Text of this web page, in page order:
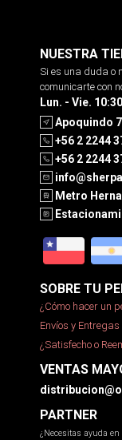
NUESTRA
Si es una duda o
comunicarte con
Lun. - Vie.
Apoquindo
+56 2 2244
+56 2 2244
Metro
SOBRE TU
¿Cómo hacer un
Envíos y Entregas
¿Satisfecho o
VENTAS
PARTNER
¿Necesitas ayuda